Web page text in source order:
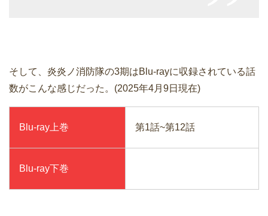
そして、炎炎ノ消防隊の3期はBlu-rayに収録されている話
数がこんな感じだった。(2025年4月9日現在)
Blu-ray上巻 第1話~第12話
Blu-ray下巻